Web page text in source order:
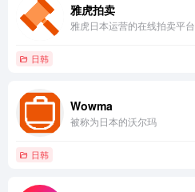
雅虎拍卖
雅虎日本运营的在线拍卖平台
日韩
Wowma
被称为日本的沃尔玛
日韩